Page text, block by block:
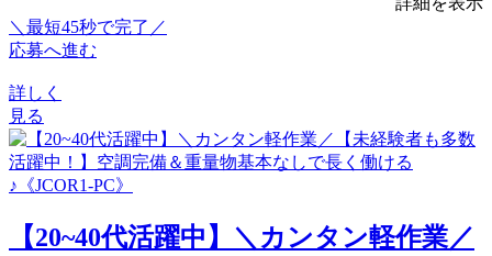
＼最短45秒で完了／
応募へ進む
詳しく
見る
【20~40代活躍中】＼カンタン軽作業／